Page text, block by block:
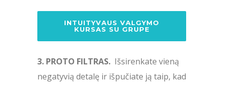
INTUITYVAUS VALGYMO
KURSAS SU GRUPE
3. PROTO FILTRAS. Išsirenkate vieną
negatyvią detalę ir išpučiate ją taip, kad